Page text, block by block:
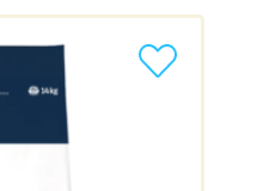
Ajouter le